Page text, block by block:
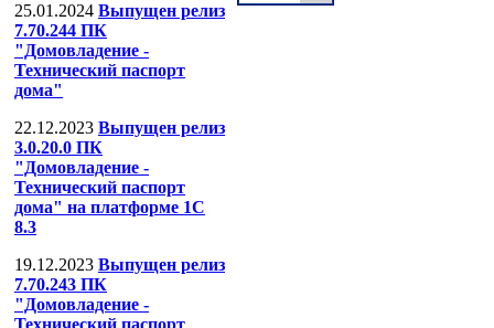
25.01.2024 Выпущен релиз
7.70.244 ПК
"Домовладение -
Технический паспорт
дома"
22.12.2023 Выпущен релиз
3.0.20.0 ПК
"Домовладение -
Технический паспорт
дома" на платформе 1С
8.3
19.12.2023 Выпущен релиз
7.70.243 ПК
"Домовладение -